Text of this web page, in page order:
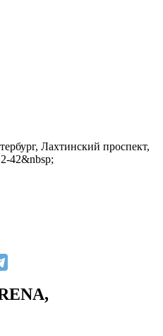
Лахтинский проспект,
42&nbsp;